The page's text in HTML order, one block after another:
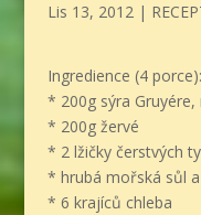
Lis 13, 2012|
Ingredience (4 porce):
* 200g sýra
* 200g žervé
* 2 lžičky čerstvých
* hrubá mořská sůl
* 6 krajíců chleba